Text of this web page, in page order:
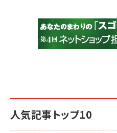
人気記事トップ10